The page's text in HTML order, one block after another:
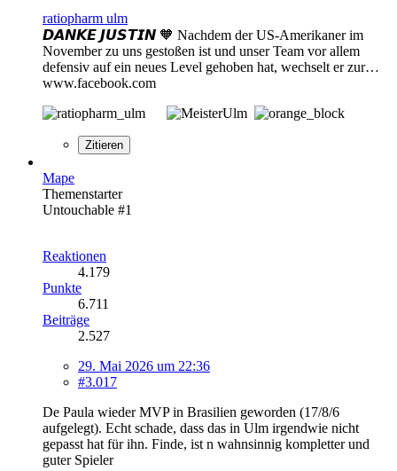
ratiopharm ulm
𝘿𝘼𝙉𝙆𝙀 𝙅𝙐𝙎𝙏𝙄𝙉 🧡 Nachdem der US-Amerikaner im
November zu uns gestoßen ist und unser Team vor allem
defensiv auf ein neues Level gehoben hat, wechselt er zur…
www.facebook.com
Zitieren
Mape
Themenstarter
Untouchable #1
Reaktionen
4.179
Punkte
6.711
Beiträge
2.527
29. Mai 2026 um 22:36
#3.017
De Paula wieder MVP in Brasilien geworden (17/8/6
aufgelegt). Echt schade, dass das in Ulm irgendwie nicht
gepasst hat für ihn. Finde, ist n wahnsinnig kompletter und
guter Spieler